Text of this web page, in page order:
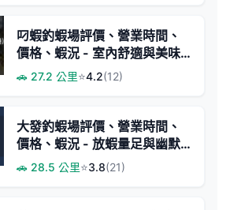
叼蝦釣蝦場評價、營業時間、
價格、蝦況 - 室內舒適與美味
代客料理
🚗 27.2 公里⭐4.2(12)
大發釣蝦場評價、營業時間、
價格、蝦況 - 放蝦量足與幽默
老闆
🚗 28.5 公里⭐3.8(21)